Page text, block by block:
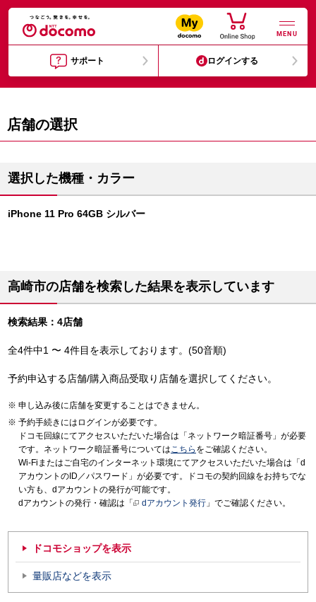
MENU
サポート ログインする
店舗の選択
選択した機種・カラー
iPhone 11 Pro 64GB シルバー
高崎市の店舗を検索した結果を表示しています
検索結果：4店舗
全4件中1 〜 4件目を表示しております。(50音順)
予約申込する店舗/購入商品受取り店舗を選択してください。
申し込み後に店舗を変更することはできません。
予約手続きにはログインが必要です。
ドコモ回線にてアクセスいただいた場合は「ネットワーク暗証番号」が必要
です。ネットワーク暗証番号についてはこちら をご確認ください。
Wi-Fiまたはご自宅のインターネット環境にてアクセスいただいた場合は「d
アカウントのID／パスワード」が必要です。ドコモの契約回線をお持ちでな
い方も、dアカウントの発行が可能です。
dアカウントの発行・確認は「
dアカウント発行 」でご確認ください。
ドコモショップを表示
量販店などを表示